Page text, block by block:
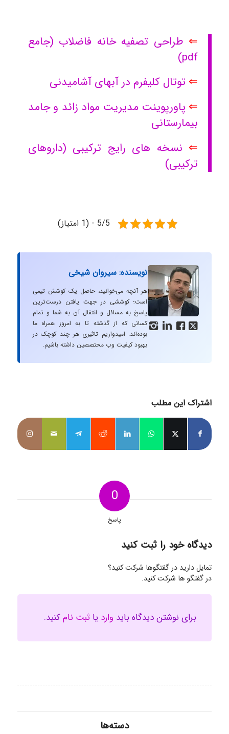
⇐ طراحی تصفیه خانه فاضلاب (جامع
pdf)
⇐ توتال کلیفرم در آبهای آشامیدنی
⇐ پاورپوینت مدیریت مواد زائد و جامد
بیمارستانی
⇐ نسخه های رایج ترکیبی (داروهای
ترکیبی)
5/5 - (1 امتیاز)
   
نویسنده: سیروان شیخی
هر آنچه می‌خوانید، حاصل یک کوشش تیمی
است؛ کوششی در جهت یافتن درست‌ترین
پاسخ به مسائل و انتقال آن به شما و تمام
کسانی که از گذشته تا به امروز همراه ما
بوده‌اند. امیدواریم تاثیری هر چند کوچک در
بهبود کیفیت وب محتصصین داشته باشیم.
اشتراک این مطلب
0
پاسخ
دیدگاه خود را ثبت کنید
تمایل دارید در گفتگوها شرکت کنید؟
در گفتگو ها شرکت کنید.
برای نوشتن دیدگاه باید وارد یا ثبت نامکنید.
دسته‌ها